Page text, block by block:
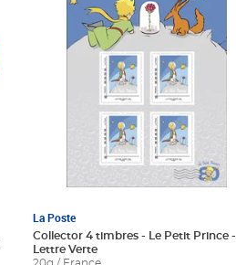
La Poste
Collector 4 timbres - Le Petit Prince -
Lettre Verte